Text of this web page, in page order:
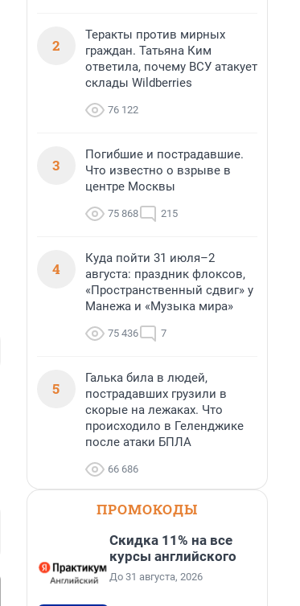
2
Теракты против мирных
граждан. Татьяна Ким
ответила, почему ВСУ атакует
склады Wildberries
76 122
3
Погибшие и пострадавшие.
Что известно о взрыве в
центре Москвы
75 868 215
4
Куда пойти 31 июля–2
августа: праздник флоксов,
«Пространственный сдвиг» у
Манежа и «Музыка мира»
75 436 7
5
Галька била в людей,
пострадавших грузили в
скорые на лежаках. Что
происходило в Геленджике
после атаки БПЛА
66 686
ПРОМОКОДЫ
Скидка 11% на все
курсы английского
До 31 августа, 2026